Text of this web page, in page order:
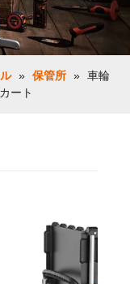
» 保管所 » 車輪
ート